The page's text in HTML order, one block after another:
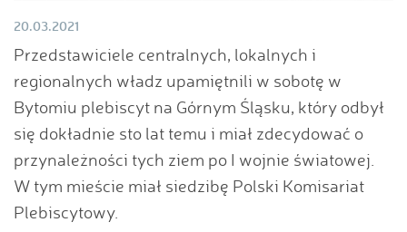
20.03.2021
Przedstawiciele centralnych, lokalnych i
regionalnych władz upamiętnili w sobotę w
Bytomiu plebiscyt na Górnym Śląsku, który odbył
się dokładnie sto lat temu i miał zdecydować o
przynależności tych ziem po I wojnie światowej.
W tym mieście miał siedzibę Polski Komisariat
Plebiscytowy.